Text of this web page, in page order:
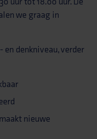
we graag in
en denkniveau, verder
nieuwe